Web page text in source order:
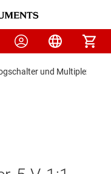
und Multiplexer